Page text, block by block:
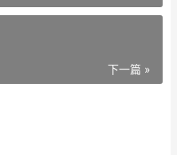
下一篇 »